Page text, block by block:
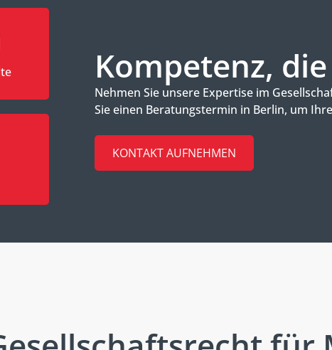
Kompetenz,
Nehmen Sie unsere Expertise im
Sie einen Beratungstermin in Berlin, um
KONTAKT AUFNEHMEN